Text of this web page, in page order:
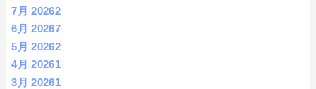
7月 20262
6月 20267
5月 20262
4月 20261
3月 20261